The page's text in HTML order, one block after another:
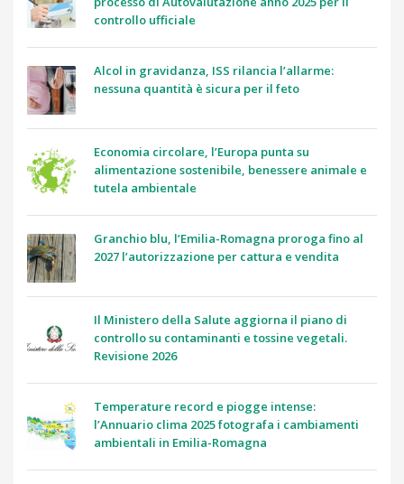
controllo ufficiale
Alcol in gravidanza, ISS rilancia l’allarme:
nessuna quantità è sicura per il feto
Economia circolare, l’Europa punta su
alimentazione sostenibile, benessere animale e
tutela ambientale
Granchio blu, l’Emilia-Romagna proroga fino al
2027 l’autorizzazione per cattura e vendita
Il Ministero della Salute aggiorna il piano di
controllo su contaminanti e tossine vegetali.
Revisione 2026
Temperature record e piogge intense:
l’Annuario clima 2025 fotografa i cambiamenti
ambientali in Emilia-Romagna